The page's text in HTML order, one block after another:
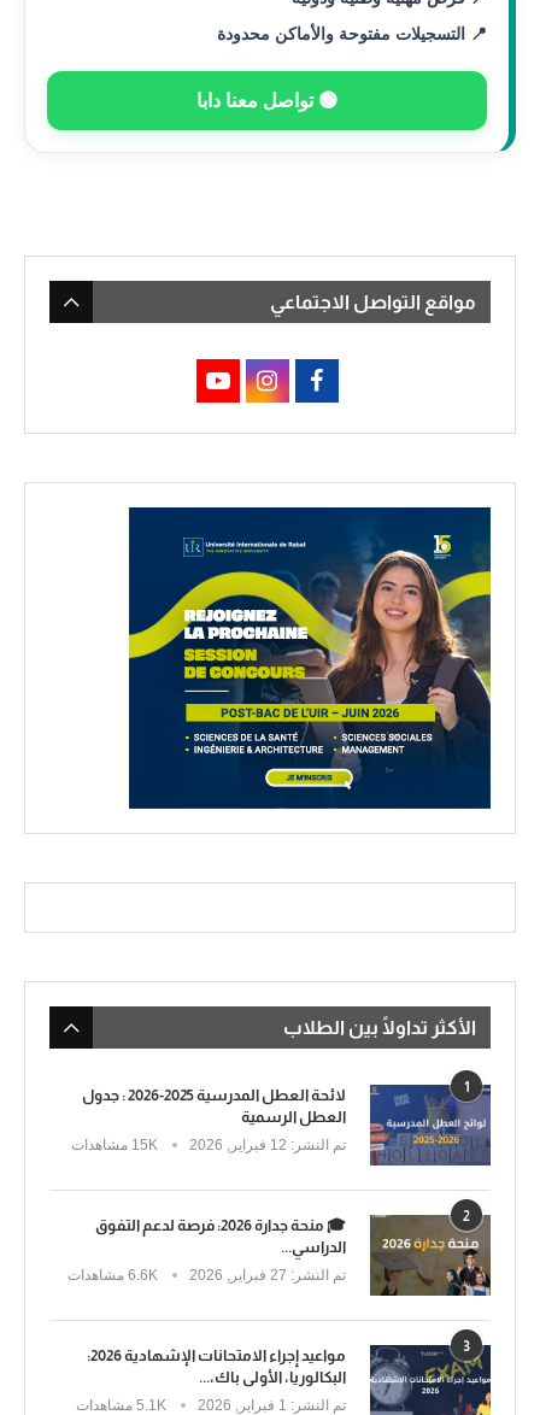
📍 التسجيلات مفتوحة والأماكن محدودة
🟢 تواصل معنا دابا
مواقع التواصل الاجتماعي
الأكثر تداولًا بين الطلاب
1
لائحة العطل المدرسية 2025-2026 : جدول
العطل الرسمية
تم النشر: 15K مشاهدات
2
🎓 منحة جدارة 2026: فرصة لدعم التفوق
الدراسي...
تم النشر: 6.6K مشاهدات
3
مواعيد إجراء الامتحانات الإشهادية 2026:
البكالوريا، الأولى باك،...
تم النشر: 5.1K مشاهدات